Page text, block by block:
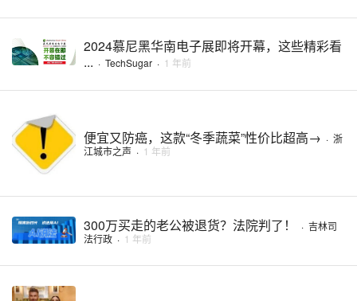
2024慕尼黑华南电子展即将开幕，这些精彩看
... · TechSugar · 1 年前
便宜又防癌，这款“冬季蔬菜”性价比超高→ · 浙
江城市之声 · 1 年前
300万买走的老公被退货？法院判了！ · 吉林司
法行政 · 1 年前